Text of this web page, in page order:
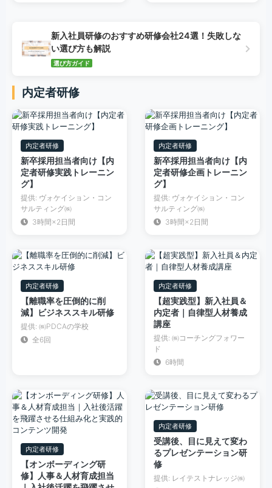
新入社員研修のおすすめ研修会社24選！失敗しな
い選び方も解説
選び方ガイド
内定者研修
内定者研修
新卒採用担当者向け【内
定者研修実践トレーニン
グ】
提供: ヴォケイション・コン
サルティング㈱
3時間×2日間
内定者研修
新卒採用担当者向け【内
定者研修企画トレーニン
グ】
提供: ヴォケイション・コン
サルティング㈱
3時間×2日間
内定者研修
【離職率を圧倒的に削
減】ビジネススキル研修
提供: ㈱PDCAの学校
全6回
内定者研修
【超実践型】新入社員＆
内定者｜自律型人材養成
講座
提供: ㈱コーチングフォワー
ド
6時間
内定者研修
【オンボーディング研
修】人事＆人材育成担当
内定者研修
受講後、目に見えて変わ
るプレゼンテーション研
修
提供: レイテストナレッジ㈱